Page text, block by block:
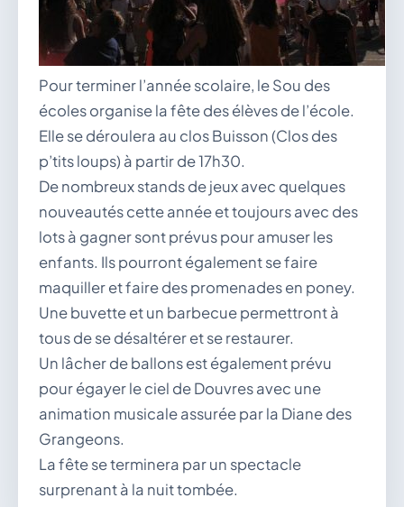
Pour terminer l’année scolaire, le Sou des
écoles organise la fête des élèves de l’école.
Elle se déroulera au clos Buisson (Clos des
p’tits loups) à partir de 17h30.
De nombreux stands de jeux avec quelques
nouveautés cette année et toujours avec des
lots à gagner sont prévus pour amuser les
enfants. Ils pourront également se faire
maquiller et faire des promenades en poney.
Une buvette et un barbecue permettront à
tous de se désaltérer et se restaurer.
Un lâcher de ballons est également prévu
pour égayer le ciel de Douvres avec une
animation musicale assurée par la Diane des
Grangeons.
La fête se terminera par un spectacle
surprenant à la nuit tombée.